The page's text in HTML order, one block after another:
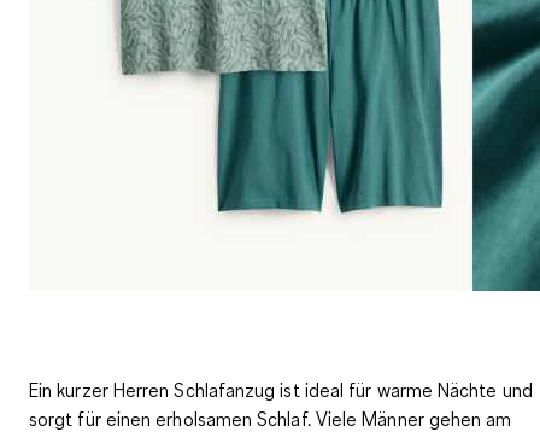
Ein kurzer Herren Schlafanzug ist ideal für warme Nächte und
sorgt für einen erholsamen Schlaf. Viele Männer gehen am